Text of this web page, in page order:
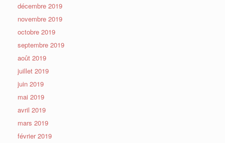
décembre 2019
novembre 2019
octobre 2019
septembre 2019
août 2019
juillet 2019
juin 2019
mai 2019
avril 2019
mars 2019
février 2019